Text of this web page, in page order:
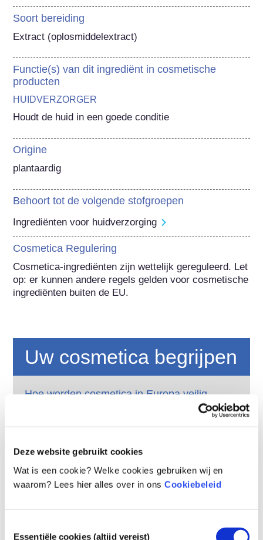
Deze website gebruikt cookies
Wat is een cookie? Welke cookies gebruiken wij en
waarom? Lees hier alles over in ons Cookiebeleid
Essentiële cookies (altijd vereist)
Soort bereiding
Extract (oplosmiddelextract)
Functie(s) van dit ingrediënt in cosmetische
producten
HUIDVERZORGER
Houdt de huid in een goede conditie
Origine
plantaardig
Behoort tot de volgende stofgroepen
Ingrediënten voor huidverzorging
Cosmetica Regulering
Cosmetica-ingrediënten zijn wettelijk gereguleerd. Let
op: er kunnen andere regels gelden voor cosmetische
ingrediënten buiten de EU.
Uw cosmetica begrijpen
Hoe worden cosmetica in Europa veilig
Strenge wetten zorgen ervoor dat cosmetica
Europese Unie worden verkocht veilig zijn
voor gebruik. Bedrijven, nationale en
Europese regelgevende instanties delen de
verantwoordelijkheid om cosmetische
Wat moet ik weten over
hormoonverstoorders?
‘hormoonverstorende stoffen’ zijn, omdat ze